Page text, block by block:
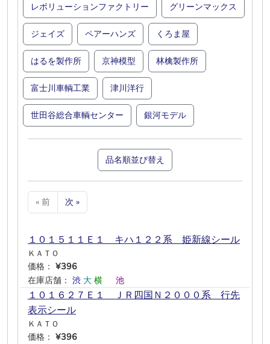
レボリューションファクトリー グリーンマックス
ジェイズ ペアーハンズ くろま屋
はるを製作所 京神模型 林檎製作所
富士川車輌工業 津川洋行
世田谷総合車輌センター 銀河モデル
品名順並び替え
« 前 次 »
１０１５１１Ｅ１ キハ１２２系 姫新線シール
ＫＡＴＯ
価格： ¥396
在庫店舗： 渋 大 横 池
１０１６２７Ｅ１ ＪＲ四国Ｎ２０００系 行先
表示シール
ＫＡＴＯ
価格： ¥396